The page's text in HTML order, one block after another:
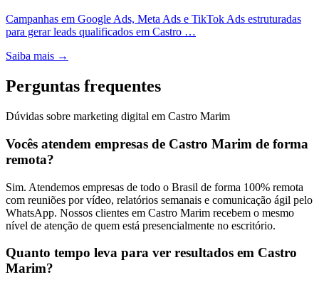
Campanhas em Google Ads, Meta Ads e TikTok Ads estruturadas
para gerar leads qualificados em Castro …
Saiba mais →
Perguntas frequentes
Dúvidas sobre marketing digital em Castro Marim
Vocês atendem empresas de Castro Marim de forma
remota?
Sim. Atendemos empresas de todo o Brasil de forma 100% remota
com reuniões por vídeo, relatórios semanais e comunicação ágil pelo
WhatsApp. Nossos clientes em Castro Marim recebem o mesmo
nível de atenção de quem está presencialmente no escritório.
Quanto tempo leva para ver resultados em Castro
Marim?